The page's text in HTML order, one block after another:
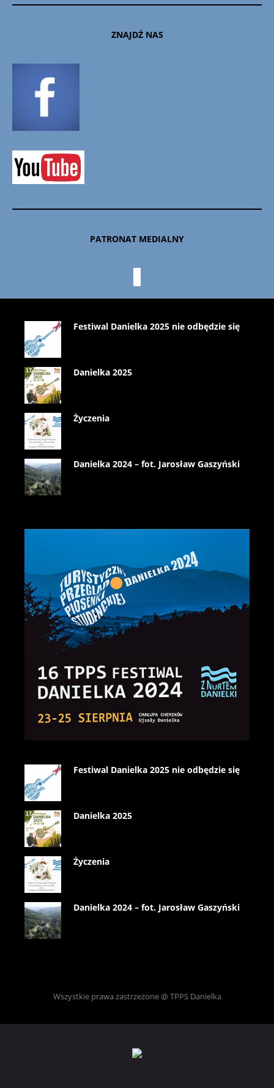
ZNAJDŹ NAS
PATRONAT MEDIALNY
Festiwal Danielka 2025 nie odbędzie się
Danielka 2025
Życzenia
Danielka 2024 – fot. Jarosław Gaszyński
Festiwal Danielka 2025 nie odbędzie się
Danielka 2025
Życzenia
Danielka 2024 – fot. Jarosław Gaszyński
Wszystkie prawa zastrzeżone @ TPPS Danielka